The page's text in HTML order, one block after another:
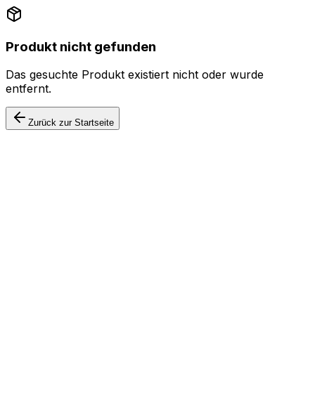
Produkt nicht gefunden
Das gesuchte Produkt existiert nicht oder wurde
entfernt.
Zurück zur Startseite